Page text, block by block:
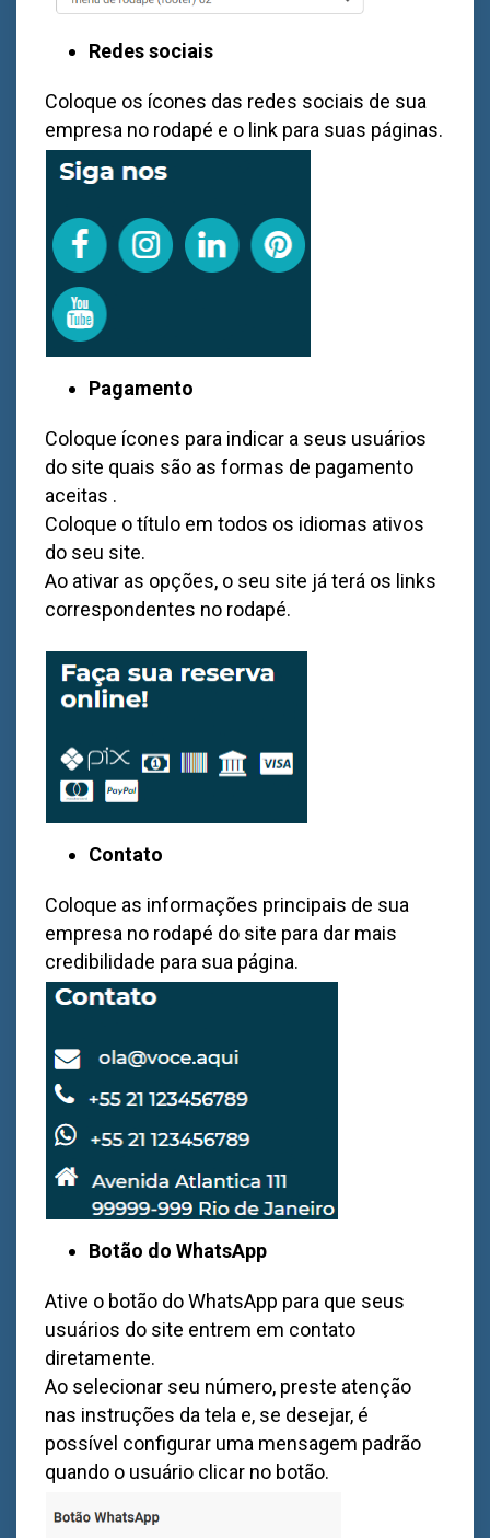
Redes sociais
Coloque os ícones das redes sociais de sua
empresa no rodapé e o link para suas páginas.
Pagamento
Coloque ícones para indicar a seus usuários
do site quais são as formas de pagamento
aceitas .
Coloque o título em todos os idiomas ativos
do seu site.
Ao ativar as opções, o seu site já terá os links
correspondentes no rodapé.
Contato
Coloque as informações principais de sua
empresa no rodapé do site para dar mais
credibilidade para sua página.
Botão do WhatsApp
Ative o botão do WhatsApp para que seus
usuários do site entrem em contato
diretamente.
Ao selecionar seu número, preste atenção
nas instruções da tela e, se desejar, é
possível configurar uma mensagem padrão
quando o usuário clicar no botão.